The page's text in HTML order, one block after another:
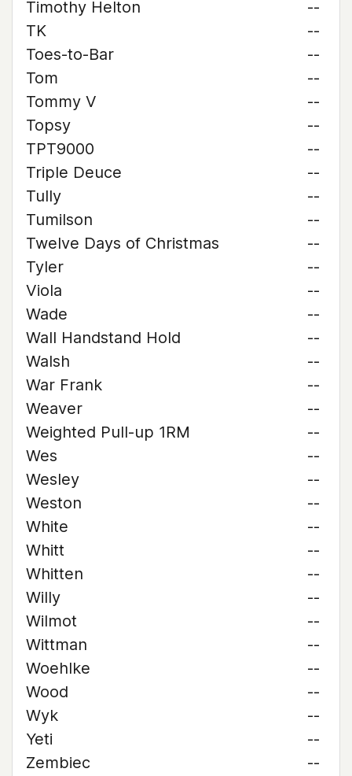
Timothy Helton
--
TK
--
Toes-to-Bar
--
Tom
--
Tommy V
--
Topsy
--
TPT9000
--
Triple Deuce
--
Tully
--
Tumilson
--
Twelve Days of Christmas
--
Tyler
--
Viola
--
Wade
--
Wall Handstand Hold
--
Walsh
--
War Frank
--
Weaver
--
Weighted Pull-up 1RM
--
Wes
--
Wesley
--
Weston
--
White
--
Whitt
--
Whitten
--
Willy
--
Wilmot
--
Wittman
--
Woehlke
--
Wood
--
Wyk
--
Yeti
--
Zembiec
--